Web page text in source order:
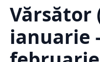
Vărsător
ianuarie